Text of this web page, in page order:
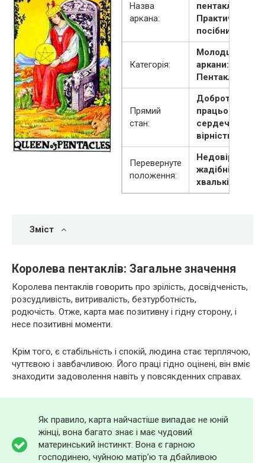
Назва
аркана:
пентаклів,
Практичний
посібник
Категорія:
Молодші
аркани:
Пентаклі
Прямий
стан:
Доброта,
працьовитість,
сердечність,
вірність
Перевернуте
положення:
жадібність,
хвалькість
Зміст
Королева пентаклів: Загальне значення
Королева пентаклів говорить про зрілість, досвідченість,
розсудливість, витривалість, безтурботність,
родючість. Отже, карта має позитивну і гідну сторону, і
несе позитивні моменти.
Крім того, є стабільність і спокій, людина стає терплячою,
чуттєвою і завбачливою. Його праці гідно оцінені, він вміє
знаходити задоволення навіть у повсякденних справах.
Як правило, карта найчастіше випадає не юній
жінці, вона багато знає і має чудовий
материнський інстинкт. Вона є гарною
господинею, чуйною матір’ю та дбайливою